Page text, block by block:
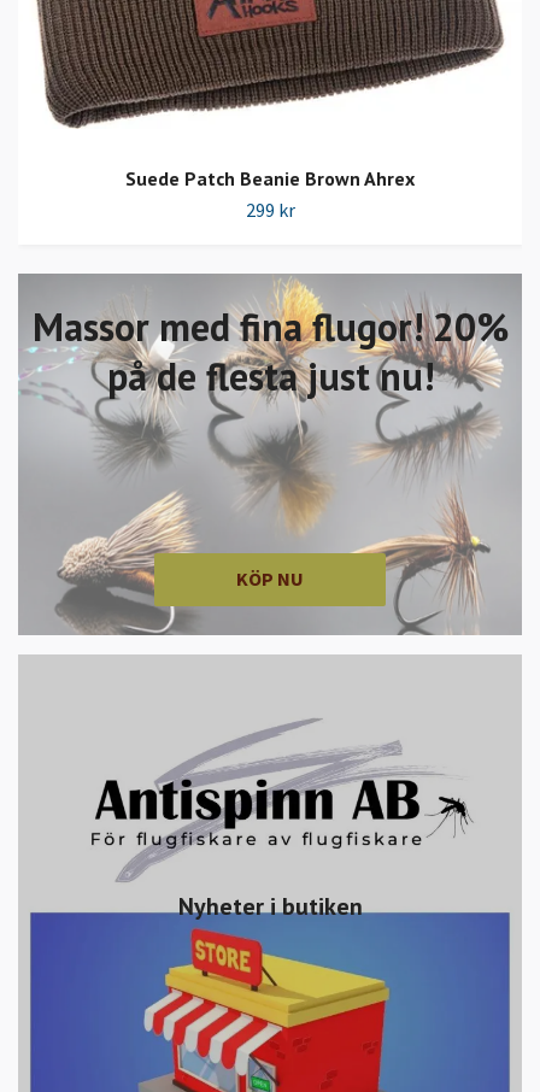
Massor med fina flugor! 20%
på de flesta just nu!
KÖP NU
Nyheter i butiken
Suede Patch Beanie Brown Ahrex
299 kr